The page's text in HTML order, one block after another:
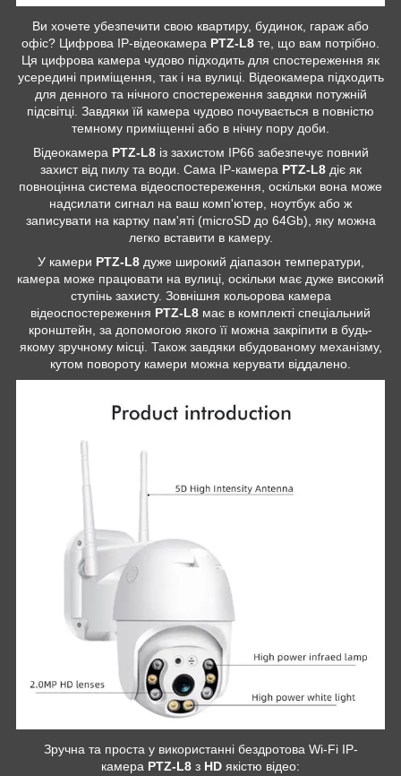
Ви хочете убезпечити свою квартиру, будинок, гараж або
офіс? Цифрова IP-відеокамера PTZ-L8 те, що вам потрібно.
Ця цифрова камера чудово підходить для спостереження як
усередині приміщення, так і на вулиці. Відеокамера підходить
для денного та нічного спостереження завдяки потужній
підсвітці. Завдяки їй камера чудово почувається в повністю
темному приміщенні або в нічну пору доби.
Відеокамера PTZ-L8 із захистом IP66 забезпечує повний
захист від пилу та води. Сама IP-камера PTZ-L8 діє як
повноцінна система відеоспостереження, оскільки вона може
надсилати сигнал на ваш комп'ютер, ноутбук або ж
записувати на картку пам'яті (microSD до 64Gb), яку можна
легко вставити в камеру.
У камери PTZ-L8 дуже широкий діапазон температури,
камера може працювати на вулиці, оскільки має дуже високий
ступінь захисту. Зовнішня кольорова камера
відеоспостереження PTZ-L8 має в комплекті спеціальний
кронштейн, за допомогою якого її можна закріпити в будь-
якому зручному місці. Також завдяки вбудованому механізму,
кутом повороту камери можна керувати віддалено.
Зручна та проста у використанні бездротова Wi-Fi IP-
камера PTZ-L8 з HD якістю відео: